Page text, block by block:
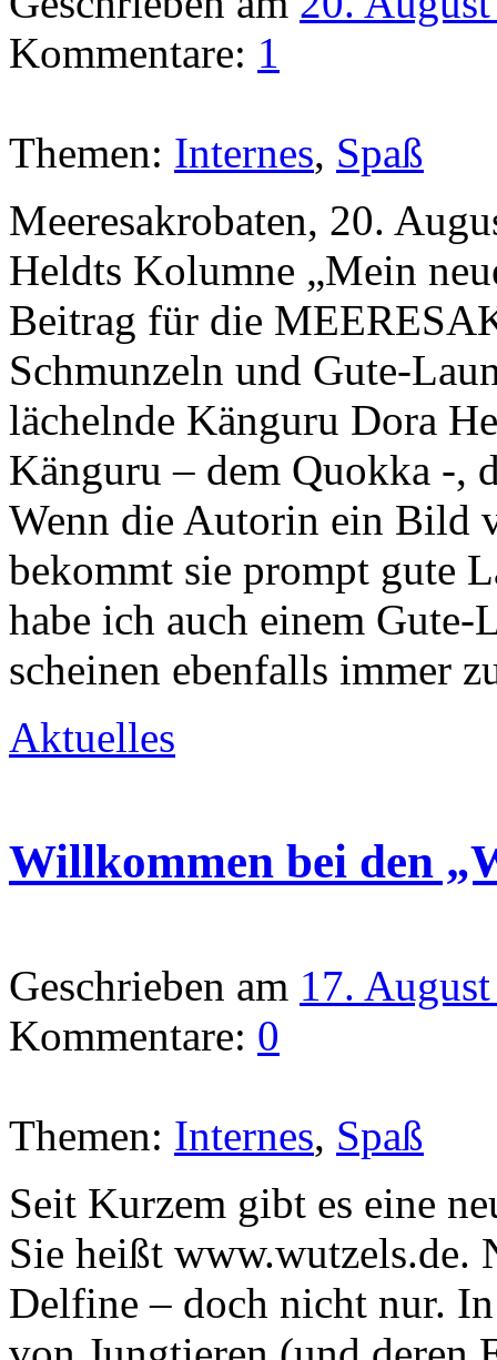
Kommentare: 1
Themen: Internes, Spaß
Meeresakrobaten, 20.
Heldts Kolumne „Mein
Beitrag für die
Schmunzeln und Gute-
lächelnde Känguru Dora
Känguru – dem Quokka -,
Wenn die Autorin ein Bild
bekommt sie prompt gute
habe ich auch einem
scheinen ebenfalls immer
Aktuelles
Willkommen bei den
Geschrieben am 17.
Kommentare: 0
Themen: Internes, Spaß
Seit Kurzem gibt es eine
Sie heißt www.wutzels.de.
Delfine – doch nicht nur.